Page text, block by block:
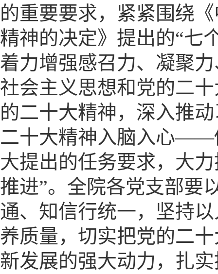
的重要要求，紧紧围绕
精神的决定》提出的“七
着力增强感召力、凝聚
社会主义思想和党的二
的二十大精神，深入推
二十大精神入脑入心——
大提出的任务要求，大
推进”。全院各党支部要
通、知信行统一，坚持
养质量，切实把党的二
新发展的强大动力，扎